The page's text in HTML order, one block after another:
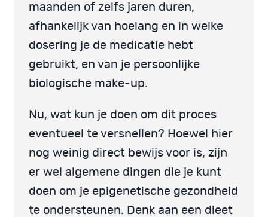
maanden of zelfs jaren duren,
afhankelijk van hoelang en in welke
dosering je de medicatie hebt
gebruikt, en van je persoonlijke
biologische make-up.
Nu, wat kun je doen om dit proces
eventueel te versnellen? Hoewel hier
nog weinig direct bewijs voor is, zijn
er wel algemene dingen die je kunt
doen om je epigenetische gezondheid
te ondersteunen. Denk aan een dieet